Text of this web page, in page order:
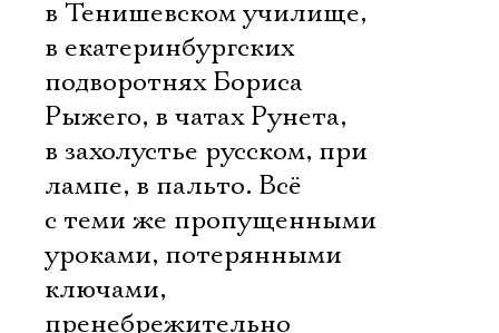
в Тенишевском училище,
в екатеринбургских
подворотнях Бориса
Рыжего, в чатах Рунета,
в захолустье русском, при
лампе, в пальто. Всё
с теми же пропущенными
уроками, потерянными
ключами,
пренебрежительно